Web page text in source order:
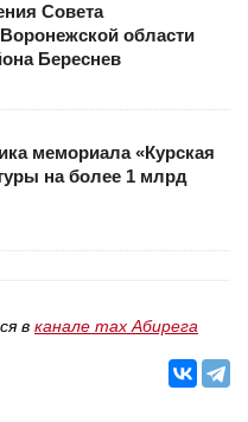
Совета
области
Береснев
мемориала «Курская
на более 1 млрд
в канале max Абирега